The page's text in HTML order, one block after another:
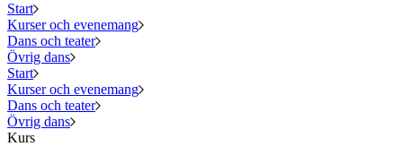
Start
Kurser och evenemang
Dans och teater
Övrig dans
Start
Kurser och evenemang
Dans och teater
Övrig dans
Kurs